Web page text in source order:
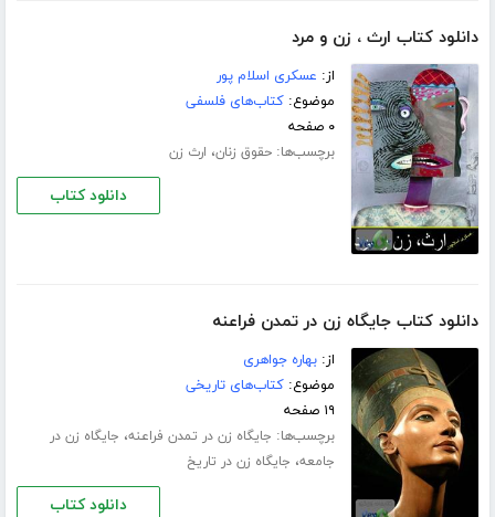
دانلود کتاب ارث ، زن و مرد
از: عسکری اسلام‏ پور
موضوع:کتاب‌های فلسفی
۰ صفحه
برچسب‌ها:حقوق زنان، ارث زن
دانلود کتاب
دانلود کتاب جایگاه زن در تمدن فراعنه
از:بهاره جواهری
موضوع:کتاب‌های تاریخی
۱۹ صفحه
برچسب‌ها: جایگاه زن در تمدن فراعنه، جایگاه زن در
جامعه، جایگاه زن در تاریخ
دانلود کتاب